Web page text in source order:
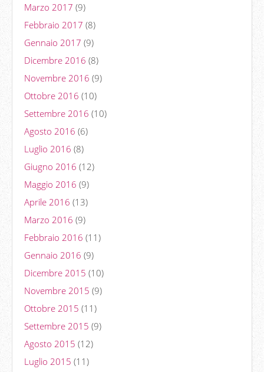
Marzo 2017 (9)
Febbraio 2017 (8)
Gennaio 2017 (9)
Dicembre 2016 (8)
Novembre 2016 (9)
Ottobre 2016 (10)
Settembre 2016 (10)
Agosto 2016 (6)
Luglio 2016 (8)
Giugno 2016 (12)
Maggio 2016 (9)
Aprile 2016 (13)
Marzo 2016 (9)
Febbraio 2016 (11)
Gennaio 2016 (9)
Dicembre 2015 (10)
Novembre 2015 (9)
Ottobre 2015 (11)
Settembre 2015 (9)
Agosto 2015 (12)
Luglio 2015 (11)